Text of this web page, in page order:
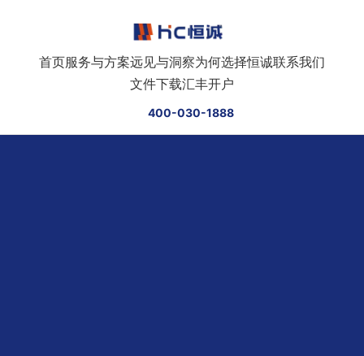
首页服务与方案远见与洞察为何选择恒诚联系我们
文件下载汇丰开户
400-030-1888